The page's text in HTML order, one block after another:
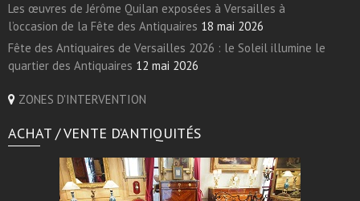
Les œuvres de Jérôme Quilan exposées à Versailles à
l’occasion de la Fête des Antiquaires 18 mai 2026
Fête des Antiquaires de Versailles 2026 : le Soleil illumine le
quartier des Antiquaires 12 mai 2026
ZONES D'INTERVENTION
ACHAT / VENTE D’ANTIQUITÉS